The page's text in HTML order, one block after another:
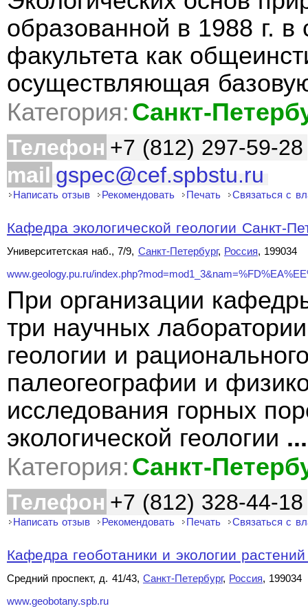
образованной в 1988 г. в
факультета как
осуществляющая
Категория: Санкт-
Телефон +7 (812) 297-59-28
mail gspec@cef.spbstu.ru
Написать отзыв Рекомендовать Печать Связаться с
Кафедра экологической геологии Санкт-
Университетская наб., 7/9, Санкт-Петербург, Россия, 199034
www.geology.pu.ru/
При организации
три научных
геологии и
палеогеографии и
исследования горных
экологической геологии ...
Категория: Санкт-
Телефон +7 (812) 328-44-18
Написать отзыв Рекомендовать Печать Связаться с
Кафедра геоботаники и экологии
Средний проспект, д. 41/43, Санкт-Петербург, Россия, 199034
www.geobotany.spb.ru